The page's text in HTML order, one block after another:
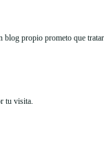
blog propio prometo que
tu visita.